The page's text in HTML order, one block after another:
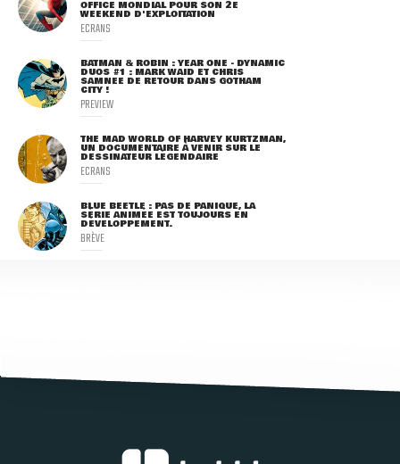
OFFICE MONDIAL POUR SON 2E
WEEKEND D'EXPLOITATION
ECRANS
BATMAN & ROBIN : YEAR ONE - DYNAMIC
DUOS #1 : MARK WAID ET CHRIS
SAMNEE DE RETOUR DANS GOTHAM
CITY !
PREVIEW
THE MAD WORLD OF HARVEY KURTZMAN,
UN DOCUMENTAIRE À VENIR SUR LE
DESSINATEUR LÉGENDAIRE
ECRANS
BLUE BEETLE : PAS DE PANIQUE, LA
SÉRIE ANIMÉE EST TOUJOURS EN
DÉVELOPPEMENT.
BRÈVE